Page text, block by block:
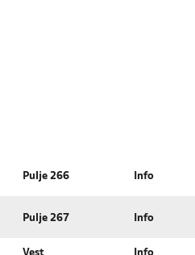
Pulje 266 Info
Pulje 267 Info